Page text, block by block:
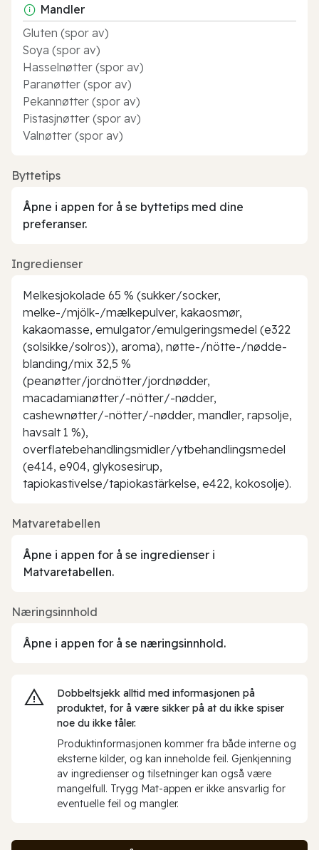
Mandler
Gluten (spor av)
Soya (spor av)
Hasselnøtter (spor av)
Paranøtter (spor av)
Pekannøtter (spor av)
Pistasjnøtter (spor av)
Valnøtter (spor av)
Byttetips
Åpne i appen for å se byttetips med dine
preferanser.
Ingredienser
Melkesjokolade 65 % (sukker/socker,
melke-/mjölk-/mælkepulver, kakaosmør,
kakaomasse, emulgator/emulgeringsmedel (e322
(solsikke/solros)), aroma), nøtte-/nötte-/nødde-
blanding/mix 32,5 %
(peanøtter/jordnötter/jordnødder,
macadamianøtter/-nötter/-nødder,
cashewnøtter/-nötter/-nødder, mandler, rapsolje,
havsalt 1 %),
overflatebehandlingsmidler/ytbehandlingsmedel
(e414, e904, glykosesirup,
tapiokastivelse/tapiokastärkelse, e422, kokosolje).
Matvaretabellen
Åpne i appen for å se ingredienser i
Matvaretabellen.
Næringsinnhold
Åpne i appen for å se næringsinnhold.
Dobbeltsjekk alltid med informasjonen på
produktet, for å være sikker på at du ikke spiser
noe du ikke tåler.
Produktinformasjonen kommer fra både interne og
eksterne kilder, og kan inneholde feil. Gjenkjenning
av ingredienser og tilsetninger kan også være
mangelfull. Trygg Mat-appen er ikke ansvarlig for
eventuelle feil og mangler.